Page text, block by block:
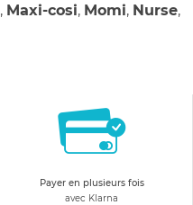
, Maxi-cosi, Momi, Nurse,
Payer en plusieurs fois
avec Klarna